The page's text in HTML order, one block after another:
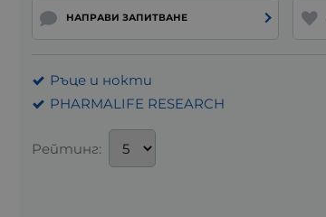
НАПРАВИ ЗАПИТВАНЕ
Ръце и нокти
PHARMALIFE RESEARCH
Рейтинг: